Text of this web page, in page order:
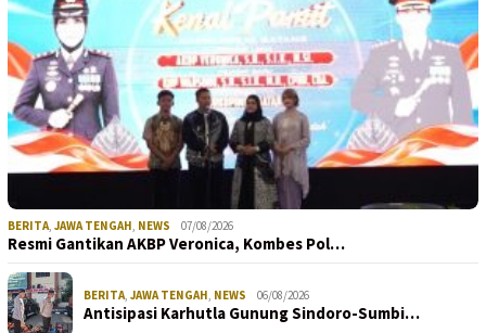
BERITA, JAWA TENGAH, NEWS 07/08/2026
Resmi Gantikan AKBP Veronica, Kombes Pol…
BERITA, JAWA TENGAH, NEWS 06/08/2026
Antisipasi Karhutla Gunung Sindoro-Sumbi…